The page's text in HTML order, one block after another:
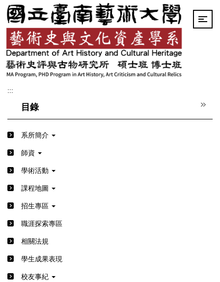
跳
到
主
要
內
容
區
:::
目錄
系所簡介
師資
學術活動
課程地圖
招生專區
職涯探索專區
相關法規
學生成果表現
校友事紀